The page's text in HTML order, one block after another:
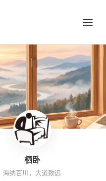
栖卧
海纳百川，大道致远